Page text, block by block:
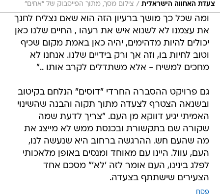
צעדת האחווה הישראלית / צילום מסך, מתוך הפייסבוק של "אחים"
ומה שכל כך מושך ברעיון הזה הוא שאם נצליח לחנך
את עצמנו לא לשנוא איש את רעהו , החיים שלנו כאן
יכולים להיות מדהימים, יהיה כאן באמת מקום שכיף
וטוב לחיות בו, וזה אך ורק בידיים שלנו. אנחנו לא
מחכים למשיח - אלא משתדלים לקרב אותו .."
גם פרויקט ההסברה החרדי "דוסים" הנלחם בקיטוב
ובשנאה הצטרף לצעדה מתוך תקוה והבנה שהשינוי
האמיתי יגיע דווקא מן העם. "צריך לדעת שמה
שקורה שם בתקשורת ובכנסת ממש לא מייצג את
מה שהעם חש. ההרגשה ברחוב היא שנעשה לנו,
העם, עוול. היינו עם מאוחד ומנסים באופן מלאכותי
לפלג בינינו, העם אומר לזה 'לא'" מסכם אחד
הצעירים שישתתף בצעדה.
פסח